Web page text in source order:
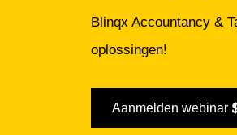
Blinqx Accountancy &
oplossingen!
Aanmelden webinar